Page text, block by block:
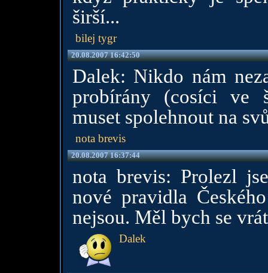
širší...
bilej tygr
20.08.2007 16:42:50
Dalek: Nikdo nám
probírány (cosíci ve
muset spolehnout na
nota brevis
20.08.2007 16:37:44
nota brevis: Prolezl
nové pravidla
nejsou. Měl bych se
Dalek